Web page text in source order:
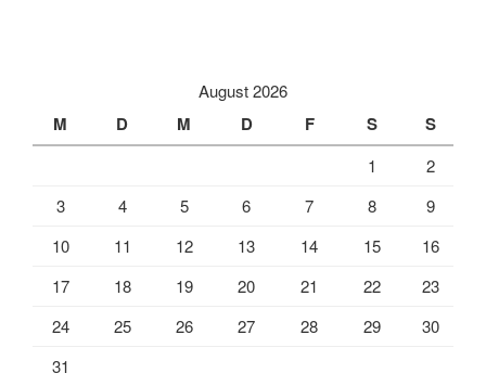
August 2026
M D M D F S S
1
2
3
4 5 6 7 8
9
10
11 12 13 14 15
16
17
18 19 20 21 22
23
24
25 26 27 28 29
30
31